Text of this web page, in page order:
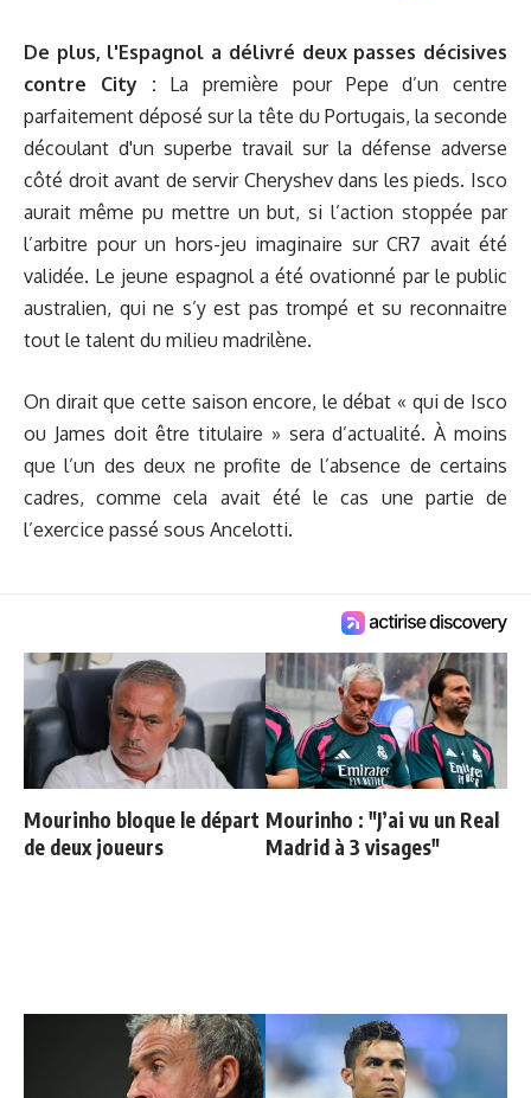
De plus, l'Espagnol a délivré deux passes décisives
contre City : La première pour Pepe d’un centre
parfaitement déposé sur la tête du Portugais, la seconde
découlant d'un superbe travail sur la défense adverse
côté droit avant de servir Cheryshev dans les pieds. Isco
aurait même pu mettre un but, si l’action stoppée par
l’arbitre pour un hors-jeu imaginaire sur CR7 avait été
validée. Le jeune espagnol a été ovationné par le public
australien, qui ne s’y est pas trompé et su reconnaitre
tout le talent du milieu madrilène.
On dirait que cette saison encore, le débat « qui de Isco
ou James doit être titulaire » sera d’actualité. À moins
que l’un des deux ne profite de l’absence de certains
cadres, comme cela avait été le cas une partie de
l’exercice passé sous Ancelotti.
Mourinho bloque le départ
de deux joueurs
Mourinho : "J’ai vu un Real
Madrid à 3 visages"